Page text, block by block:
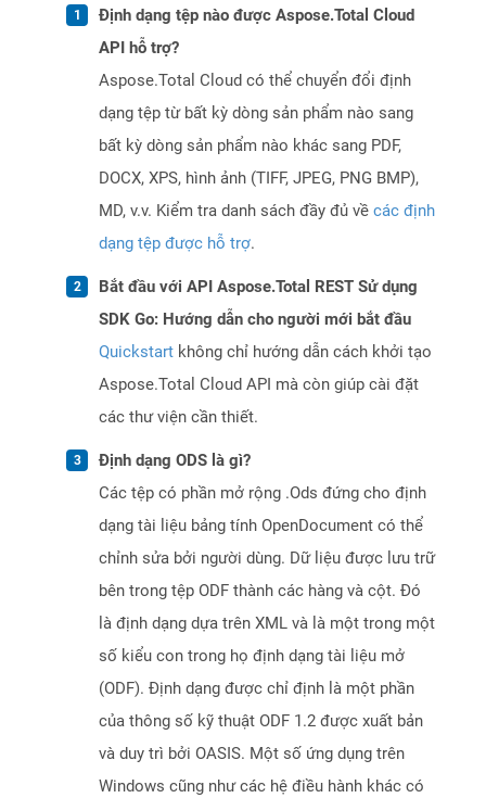
Định dạng tệp nào được Aspose.Total Cloud
API hỗ trợ?
Aspose.Total Cloud có thể chuyển đổi định
dạng tệp từ bất kỳ dòng sản phẩm nào sang
bất kỳ dòng sản phẩm nào khác sang PDF,
DOCX, XPS, hình ảnh (TIFF, JPEG, PNG BMP),
MD, v.v. Kiểm tra danh sách đầy đủ về các định
dạng tệp được hỗ trợ.
Bắt đầu với API Aspose.Total REST Sử dụng
SDK Go: Hướng dẫn cho người mới bắt đầu
Quickstart không chỉ hướng dẫn cách khởi tạo
Aspose.Total Cloud API mà còn giúp cài đặt
các thư viện cần thiết.
Định dạng ODS là gì?
Các tệp có phần mở rộng .Ods đứng cho định
dạng tài liệu bảng tính OpenDocument có thể
chỉnh sửa bởi người dùng. Dữ liệu được lưu trữ
bên trong tệp ODF thành các hàng và cột. Đó
là định dạng dựa trên XML và là một trong một
số kiểu con trong họ định dạng tài liệu mở
(ODF). Định dạng được chỉ định là một phần
của thông số kỹ thuật ODF 1.2 được xuất bản
và duy trì bởi OASIS. Một số ứng dụng trên
Windows cũng như các hệ điều hành khác có